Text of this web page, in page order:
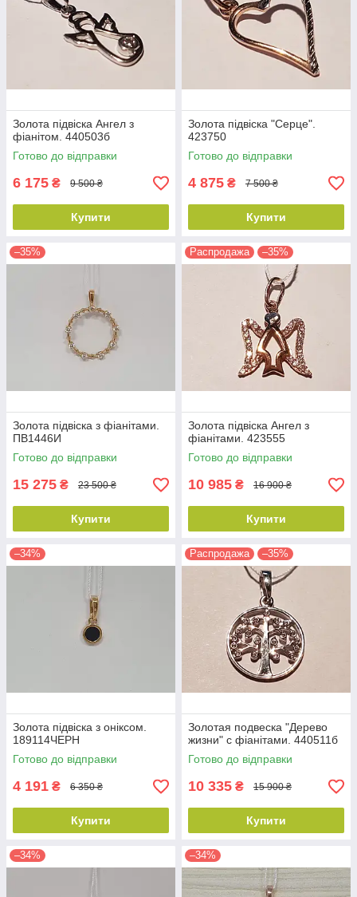
Золота підвіска Ангел з
фіанітом. 440503б
Готово до відправки
6 175 ₴ 9 500 ₴
Купити
Золота підвіска "Серце".
423750
Готово до відправки
4 875 ₴ 7 500 ₴
Купити
–35%
Золота підвіска з фіанітами.
ПВ1446И
Готово до відправки
15 275 ₴ 23 500 ₴
Купити
Распродажа –35%
Золота підвіска Ангел з
фіанітами. 423555
Готово до відправки
10 985 ₴ 16 900 ₴
Купити
–34%
Золота підвіска з оніксом.
189114ЧЕРН
Готово до відправки
4 191 ₴ 6 350 ₴
Купити
Распродажа –35%
Золотая подвеска "Дерево
жизни" с фіанітами. 440511б
Готово до відправки
10 335 ₴ 15 900 ₴
Купити
–34% –34%